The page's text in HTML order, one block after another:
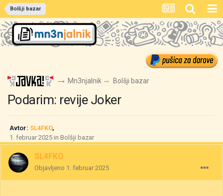
Bolšji bazar
Mn3njalnik Bolšji bazar
Podarim: revije Joker
Avtor: SL4FKO,
1. februar 2025 in Bolšji bazar
SL4FKO
Objavljeno 1. februar 2025